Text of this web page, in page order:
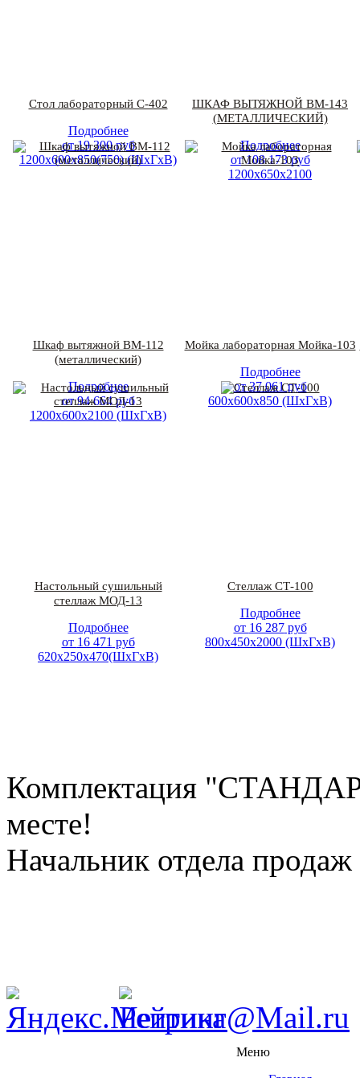
Стол лабораторный С-402
Подробнее
от19 300руб
1200х600х850(750) (ШхГхВ)
ШКАФ ВЫТЯЖНОЙ ВМ-143
(МЕТАЛЛИЧЕСКИЙ)
Подробнее
от108 173руб
1200х650х2100
Шкаф вытяжной ВМ-112
(металлический)
Подробнее
от94 664руб
1200х600х2100 (ШхГхВ)
Мойка лабораторная Мойка-103
Подробнее
от37 061руб
600х600х850 (ШхГхВ)
Настольный сушильный
стеллаж МОД-13
Подробнее
от 16 471 руб
620х250х470(ШхГхВ)
Стеллаж СТ-100
Подробнее
от 16 287руб
800х450х2000 (ШхГхВ)
Комплектация
месте!
Начальник отдела
Меню